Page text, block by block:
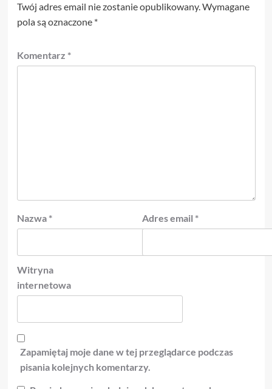
Twój adres email nie zostanie opublikowany.Wymagane
pola są oznaczone *
Komentarz *
Nazwa * Adres email *
Witryna
internetowa
Zapamiętaj moje dane w tej przeglądarce podczas
pisania kolejnych komentarzy.